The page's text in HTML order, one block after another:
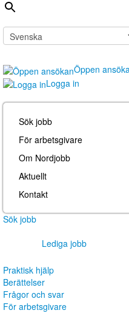
Öppen
Logga in
Sök jobb
För arbetsgivare
Om Nordjobb
Aktuellt
Kontakt
Sök jobb
Lediga jobb
Praktisk hjälp
Berättelser
Frågor och svar
För arbetsgivare